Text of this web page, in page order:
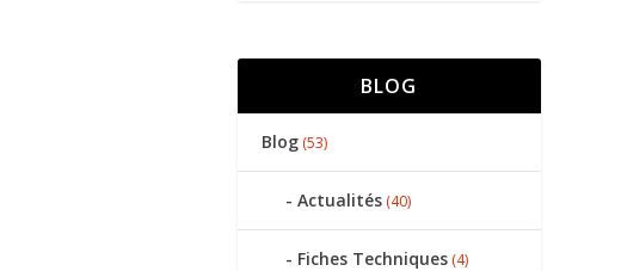
BLOG
Blog(53)
Actualités(40)
Fiches Techniques(4)